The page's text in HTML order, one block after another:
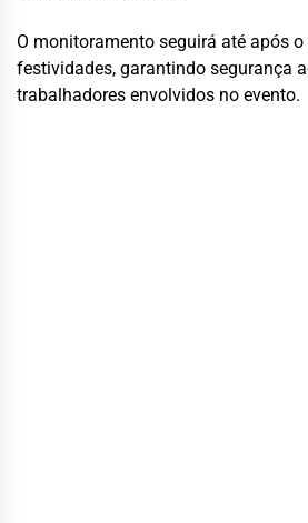
O monitoramento seguirá até após
festividades, garantindo segurança
trabalhadores envolvidos no evento.